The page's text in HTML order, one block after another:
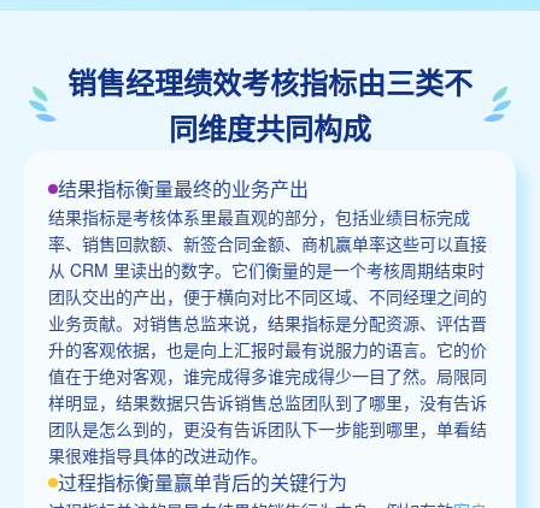
销售经理绩效考核指标由三类不
同维度共同构成
结果指标衡量最终的业务产出
结果指标是考核体系里最直观的部分，包括业绩目标完成
率、销售回款额、新签合同金额、商机赢单率这些可以直接
从 CRM 里读出的数字。它们衡量的是一个考核周期结束时
团队交出的产出，便于横向对比不同区域、不同经理之间的
业务贡献。对销售总监来说，结果指标是分配资源、评估晋
升的客观依据，也是向上汇报时最有说服力的语言。它的价
值在于绝对客观，谁完成得多谁完成得少一目了然。局限同
样明显，结果数据只告诉销售总监团队到了哪里，没有告诉
团队是怎么到的，更没有告诉团队下一步能到哪里，单看结
果很难指导具体的改进动作。
过程指标衡量赢单背后的关键行为